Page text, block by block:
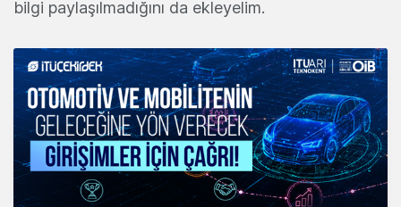
bilgi paylaşılmadığını da ekleyelim.